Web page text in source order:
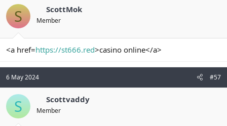
S ScottMok
Member
<a href=https://st666.red>casino online</a>
6 May 2024 #57
S Scottvaddy
Member